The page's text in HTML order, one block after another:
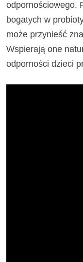
odpornościowego.
bogatych w
może przynieść
Wspierają one
odporności dzieci